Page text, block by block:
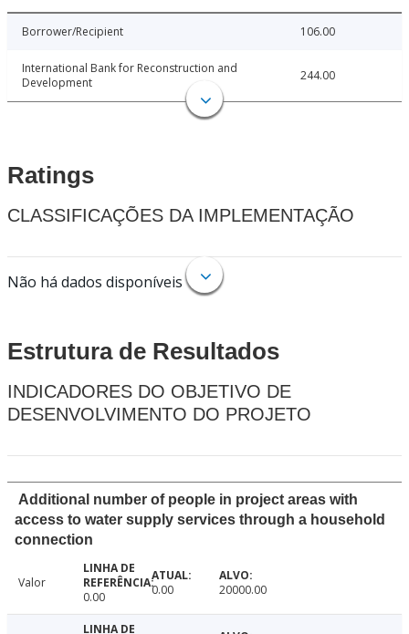
Borrower/Recipient 106.00
International Bank for Reconstruction and
Development
244.00
Ratings
CLASSIFICAÇÕES DA IMPLEMENTAÇÃO
Não há dados disponíveis
Estrutura de Resultados
INDICADORES DO OBJETIVO DE
DESENVOLVIMENTO DO PROJETO
Additional number of people in project areas with
access to water supply services through a household
connection
Valor
0.00
0.00 20000.00